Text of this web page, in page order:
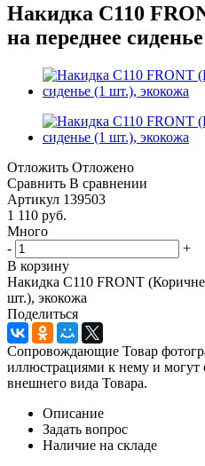
Накидка C110
на переднее
Отложить Отложено
Сравнить В сравнении
Артикул 139503
1 110 руб.
Много
-
+
В корзину
Накидка C110 FRONT
шт.), экокожа
Поделиться
Сопровождающие Товар
иллюстрациями к нему и могут
внешнего вида Товара.
Описание
Задать вопрос
Наличие на складе